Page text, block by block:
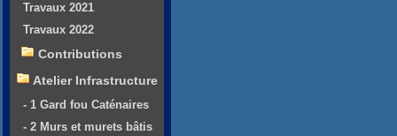
Travaux 2021
Travaux 2022
Contributions
Atelier Infrastructure
- 1 Gard fou Caténaires
- 2 Murs et murets bâtis